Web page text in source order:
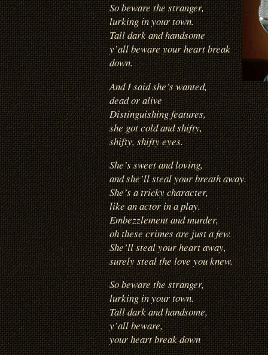
So beware the stranger,
lurking in your town.
Tall dark and handsome
y’all beware your heart break
down.
And I said she’s wanted,
dead or alive
Distinguishing features,
she got cold and shifty,
shifty, shifty eyes.
She’s sweet and loving,
and she’ll steal your breath away.
She’s a tricky character,
like an actor in a play.
Embezzlement and murder,
oh these crimes are just a few.
She’ll steal your heart away,
surely steal the love you knew.
So beware the stranger,
lurking in your town.
Tall dark and handsome,
y’all beware,
your heart break down